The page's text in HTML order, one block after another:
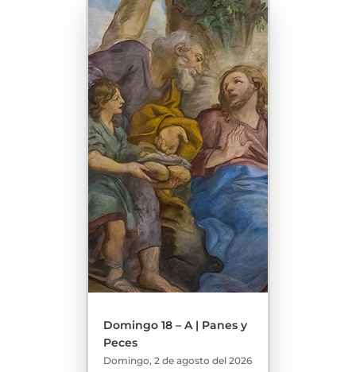
Domingo 18 – A | Panes y
Peces
Domingo, 2 de agosto del 2026